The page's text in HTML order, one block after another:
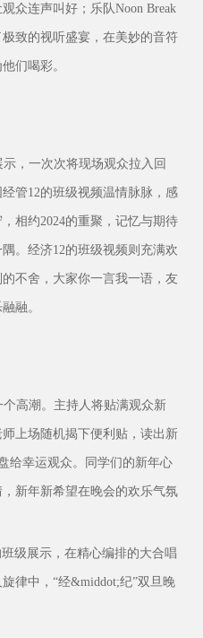
众连声叫好；乐队Noon Break
致的视听盛宴，在美妙的音符
他们喝彩。
，一次次将现场观众拉入回
管12的班级视频温情脉脉，感
相约2024的重聚，记忆与期待
。经济12的班级视频则充满欢
不舍，大家你一言我一语，友
融融。
高潮。主持人将贴满观众新
上场随机揭下便利贴，读出新
给幸运观众。同学们的新年心
新年新希望在晚会的欢乐气氛
级展示，在精心编排的大合唱
律中，“经&middot;纪”双旦晚